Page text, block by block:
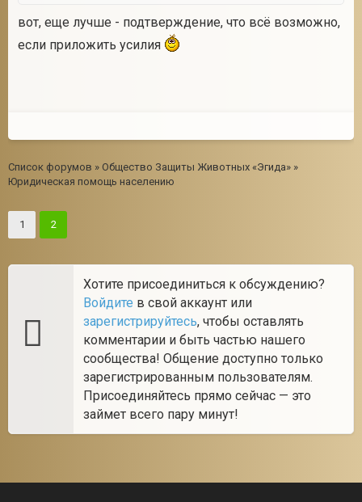
вот, еще лучше - подтверждение, что всё возможно,
если приложить усилия
Список форумов » Общество Защиты Животных «Эгида» »
Юридическая помощь населению
1 2
Хотите присоединиться к обсуждению?
Войдите в свой аккаунт или
зарегистрируйтесь, чтобы оставлять
комментарии и быть частью нашего
сообщества! Общение доступно только
зарегистрированным пользователям.
Присоединяйтесь прямо сейчас — это
займет всего пару минут!